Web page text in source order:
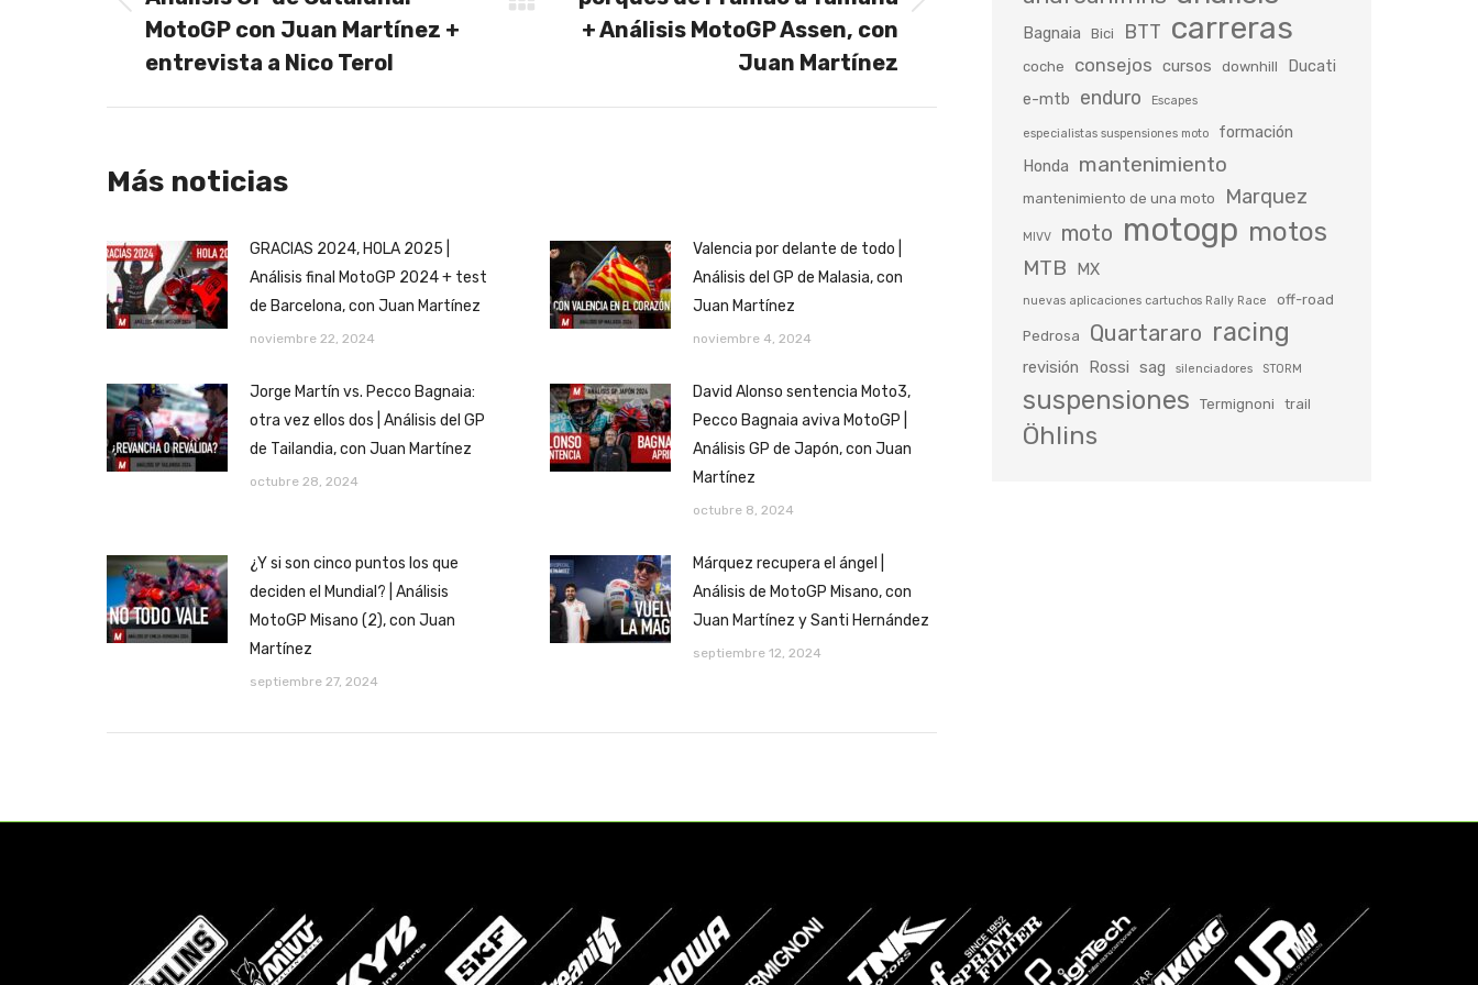
anterior:
MotoGP con Juan Martínez +
entrevista a Nico Terol
Publicación
siguiente:
+ Análisis MotoGP Assen, con
Juan Martínez
Más noticias
GRACIAS 2024, HOLA 2025 |
Análisis final MotoGP 2024 + test
de Barcelona, con Juan Martínez
noviembre 22, 2024
Valencia por delante de todo |
Análisis del GP de Malasia, con
Juan Martínez
noviembre 4, 2024
Jorge Martín vs. Pecco Bagnaia:
otra vez ellos dos | Análisis del GP
de Tailandia, con Juan Martínez
octubre 28, 2024
David Alonso sentencia Moto3,
Pecco Bagnaia aviva MotoGP |
Análisis GP de Japón, con Juan
Martínez
octubre 8, 2024
¿Y si son cinco puntos los que
deciden el Mundial? | Análisis
MotoGP Misano (2), con Juan
Martínez
septiembre 27, 2024
Márquez recupera el ángel |
Análisis de MotoGP Misano, con
Juan Martínez y Santi Hernández
septiembre 12, 2024
Bagnaia Bici BTT carreras
coche consejos cursos downhill
Ducati
e-mtb
enduro Escapes
especialistas suspensiones moto
formación
Honda
mantenimiento
mantenimiento de una moto Marquez
MIVV moto motogp motos
MTB MX
nuevas aplicaciones cartuchos Rally Race off-road
Pedrosa Quartararo racing
revisión Rossi sag silenciadores STORM
suspensiones Termignoni trail
Öhlins